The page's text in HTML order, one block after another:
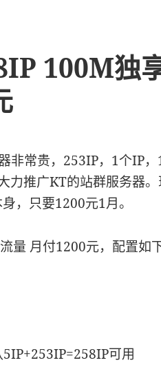
100M独
非常贵，253IP，1个IP
力推广KT的站群服务器
，只要1200元1月。
量 月付1200元，配置如下
可用